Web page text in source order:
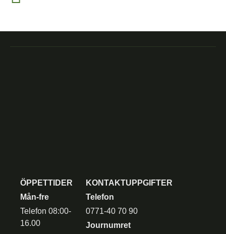
ÖPPETTIDER
Mån-fre
Telefon 08:00-
16.00
KONTAKTUPPGIFTER
Telefon
0771-40 70 90
Journumret